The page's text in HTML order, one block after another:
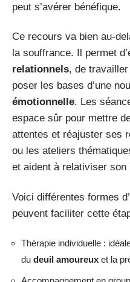
peut s’avérer bénéfique.
Ce recours va bien au-
la souffrance. Il permet
relationnels, de
poser les bases d’une
émotionnelle. Les
espace sûr pour mettre
attentes et réajuster ses
ou les ateliers
et aident à relativiser son
Voici différentes formes
peuvent faciliter cette
Thérapie individuelle :
du deuil amoureux et la